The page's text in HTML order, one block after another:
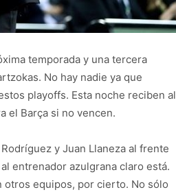
temporada y una tercera
No hay nadie ya que
playoffs. Esta noche reciben al
el Barça si no vencen.
y Juan Llaneza al frente
entrenador azulgrana claro está.
otros equipos, por cierto. No sólo